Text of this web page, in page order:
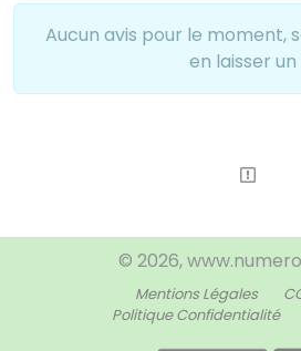
Aucun avis pour le moment,
en laisser un
© 2026,
Mentions Légales
Politique Confidentialité